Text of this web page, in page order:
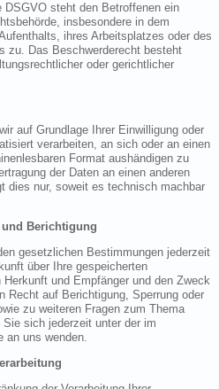
DSGVO steht den Betroffenen ein
insbesondere in dem
ihres Arbeitsplatzes oder des
zu. Das Beschwerderecht besteht
oder gerichtlicher
auf Grundlage Ihrer Einwilligung oder
verarbeiten, an sich oder an einen
Format aushändigen zu
der Daten an einen anderen
dies nur, soweit es technisch machbar
Berichtigung
gesetzlichen Bestimmungen jederzeit
über Ihre gespeicherten
und Empfänger und den Zweck
Recht auf Berichtigung, Sperrung oder
zu weiteren Fragen zum Thema
sich jederzeit unter der im
an uns wenden.